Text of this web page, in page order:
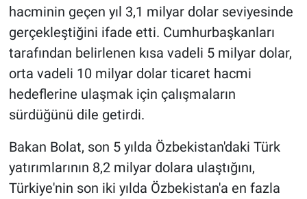
hacminin geçen yıl 3,1 milyar dolar seviyesinde
gerçekleştiğini ifade etti. Cumhurbaşkanları
tarafından belirlenen kısa vadeli 5 milyar dolar,
orta vadeli 10 milyar dolar ticaret hacmi
hedeflerine ulaşmak için çalışmaların
sürdüğünü dile getirdi.
Bakan Bolat, son 5 yılda Özbekistan'daki Türk
yatırımlarının 8,2 milyar dolara ulaştığını,
Türkiye'nin son iki yılda Özbekistan'a en fazla